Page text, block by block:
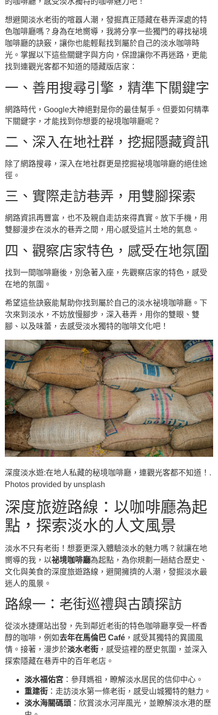
想避開淡水老街的喧囂人潮，發掘真正隱藏在巷弄深處的特
色咖啡廳嗎？身為在地嚮導，我將分享一些獨門的尋找祕境
咖啡廳的訣竅，讓你也能輕鬆找到屬於自己的淡水咖啡時
光。掌握以下這些關鍵字與方向，保證讓你不再迷路，更能
找到連觀光客都不知道的隱藏版店家：
一、善用搜尋引擎，精準下關鍵字
網路時代，Google大神絕對是你的最佳幫手。但要如何精準
下關鍵字，才能找到你想要的祕境咖啡廳呢？
二、深入在地社群，挖掘隱藏資訊
除了網路搜尋，深入在地社群更是挖掘祕境咖啡廳的絕佳途
徑。
三、實際走訪巷弄，用雙腳探索
網路資訊再豐富，也不及親自走訪來得真實。放下手機，用
雙腳漫步在淡水的巷弄之間，用心感受這片土地的氣息。
四、觀察店家特色，感受在地氛圍
找到一間咖啡廳後，別急著入座，先觀察店家的特色，感受
在地的氛圍。
希望這些訣竅能幫助你找到屬於自己的淡水祕境咖啡廳。下
次來到淡水，不妨放慢腳步，深入巷弄，用你的雙眼、雙
腳、以及味蕾，去感受淡水獨特的咖啡文化吧！
深度淡水遊:在地人私藏的秘境咖啡廳，連觀光客都不知道！.
Photos provided by unsplash
深度旅遊路線：以咖啡廳為起
點，探索淡水的人文風景
淡水不只有老街！想要更深入體驗淡水的魅力嗎？就讓在地
嚮導的我，以祕境咖啡廳為起點，為你規劃一趟結合歷史、
文化與美食的深度旅遊路線，避開擁擠的人潮，發掘淡水最
迷人的風景。
路線一：老街巡禮與古蹟探訪
從淡水捷運站出發，先到鄰近老街的特色咖啡廳享受一杯香
醇的咖啡，例如去年在馬倫巴 Café ，感受其獨特的異國風
情。接著，漫步於淡水老街 ，感受這裡的歷史氛圍，並深入
探索隱藏在巷弄中的百年老店。
淡水福佑宮 ：參拜媽祖，瞭解淡水居民的信仰中心。
重建街 ：走訪淡水第一條老街，感受山城獨特的魅力。
淡水海關碼頭 ：欣賞淡水河岸風光，並瞭解淡水港的歷